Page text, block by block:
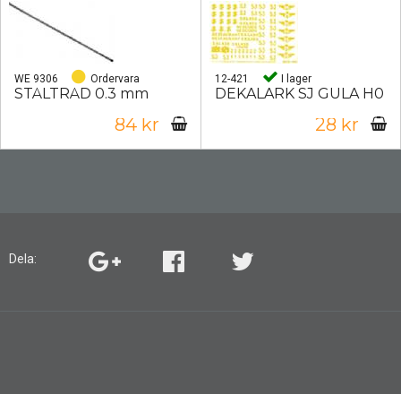
WE 9306 Ordervara
STÅLTRÅD 0.3 mm
84 kr
12-421 I lager
DEKALARK SJ GULA H0
28 kr
Dela: